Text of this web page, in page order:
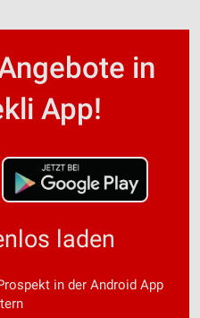
in
App!
laden
in der Android App